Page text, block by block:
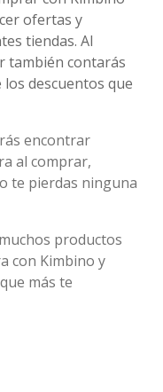
ofertas y
tiendas. Al
también contarás
descuentos que
encontrar
al comprar,
te pierdas ninguna
productos
con Kimbino y
más te